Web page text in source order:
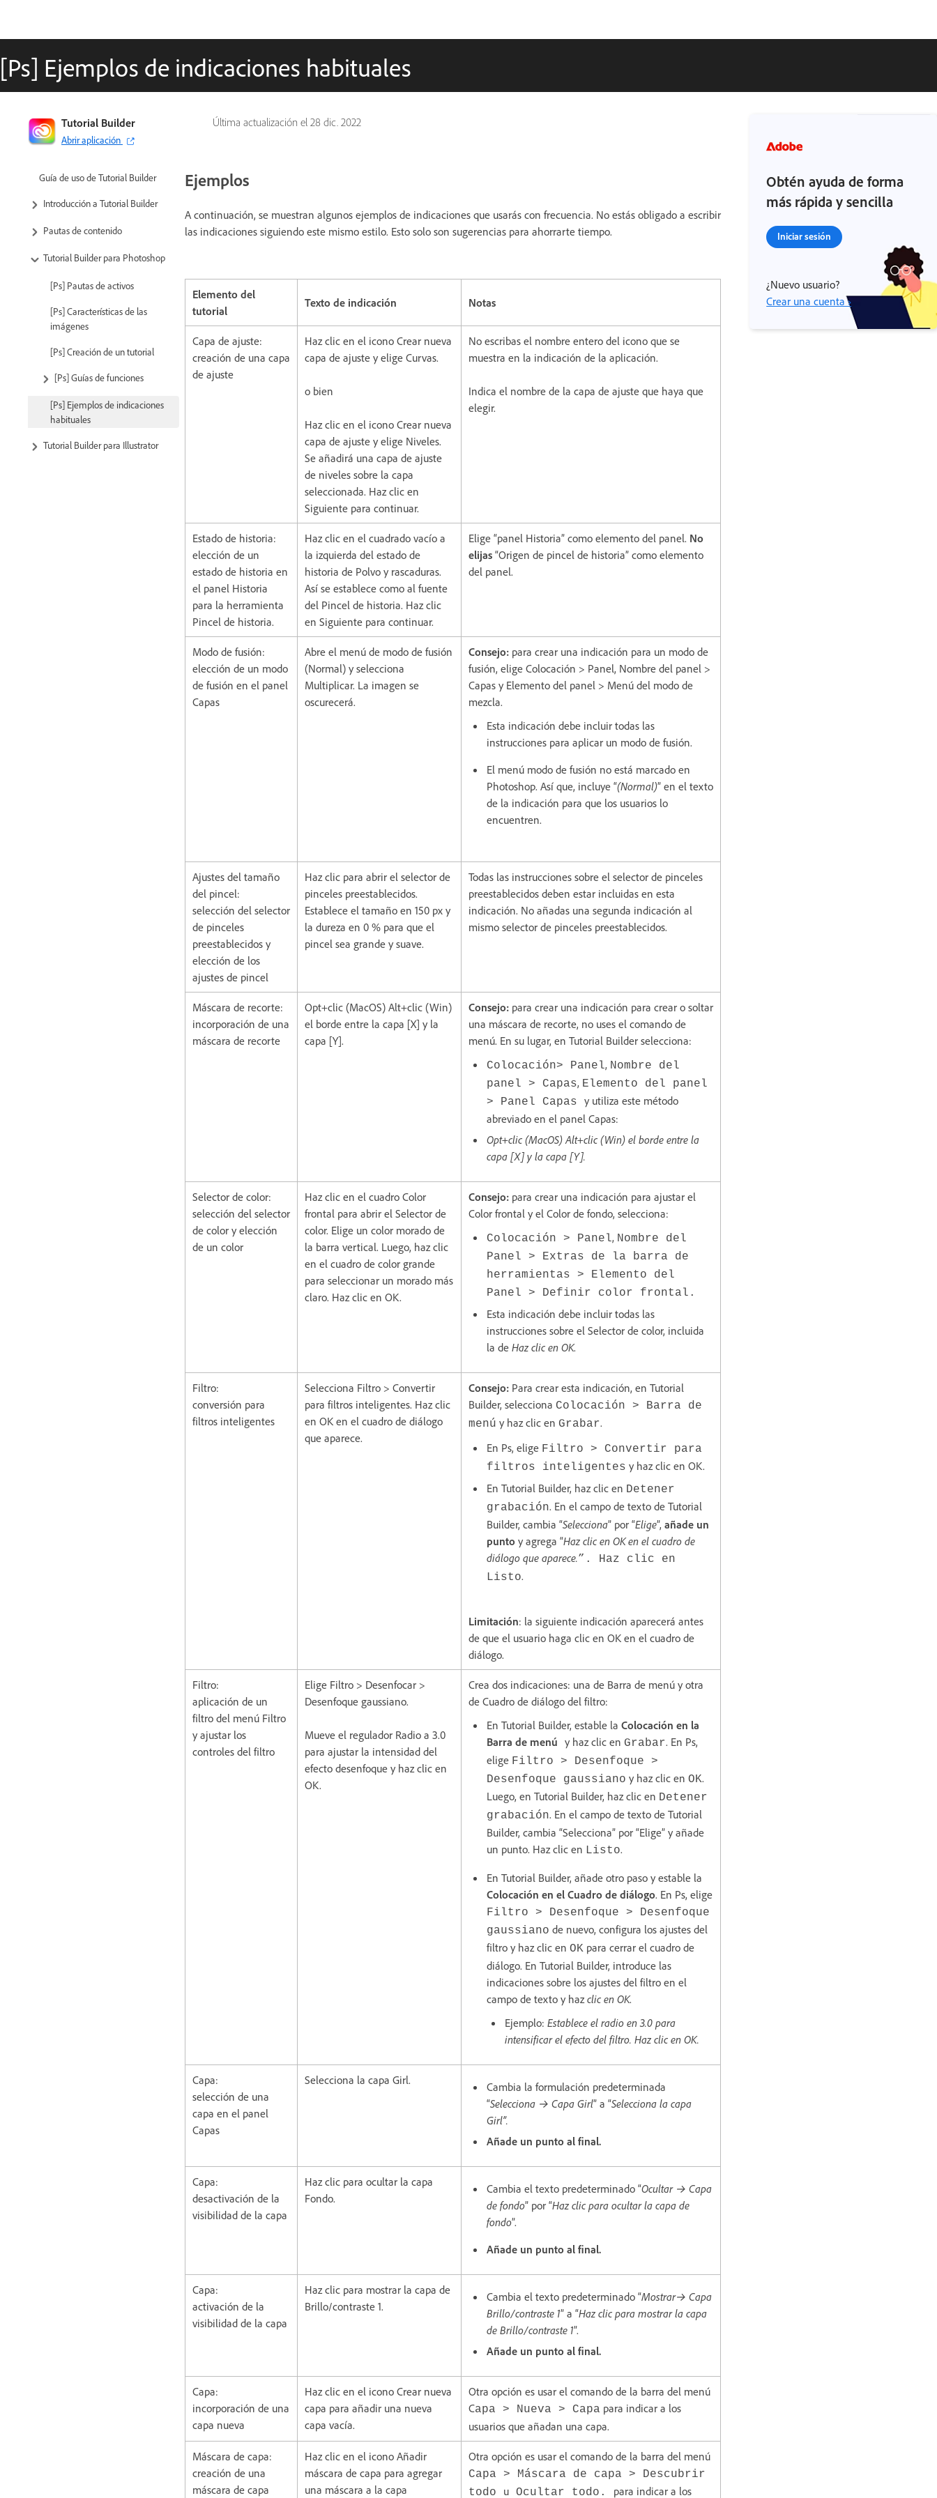
[Ps] Ejemplos de indicaciones habituales
Última actualización el 28 dic. 2022
Tutorial Builder
Abrir aplicación
Guía de uso de Tutorial Builder
Introducción a Tutorial Builder
Pautas de contenido
Tutorial Builder para Photoshop
[Ps] Pautas de activos
[Ps] Características de las
imágenes
[Ps] Creación de un tutorial
[Ps] Guías de funciones
[Ps] Ejemplos de indicaciones
habituales
Tutorial Builder para Illustrator
Ejemplos
A continuación, se muestran algunos ejemplos de indicaciones que usarás con frecuencia. No estás obligado a escribir
las indicaciones siguiendo este mismo estilo. Esto solo son sugerencias para ahorrarte tiempo.
Elemento del
tutorial
Texto de indicación Notas
Capa de ajuste:
creación de una capa
de ajuste
Haz clic en el icono Crear nueva
capa de ajuste y elige Curvas.
o bien
Haz clic en el icono Crear nueva
capa de ajuste y elige Niveles.
Se añadirá una capa de ajuste
de niveles sobre la capa
seleccionada. Haz clic en
Siguiente para continuar.
No escribas el nombre entero del icono que se
muestra en la indicación de la aplicación.
Indica el nombre de la capa de ajuste que haya que
elegir.
Estado de historia:
elección de un
estado de historia en
el panel Historia
para la herramienta
Pincel de historia.
Haz clic en el cuadrado vacío a
la izquierda del estado de
historia de Polvo y rascaduras.
Así se establece como al fuente
del Pincel de historia. Haz clic
en Siguiente para continuar.
Elige “panel Historia” como elemento del panel. No
elijas “Origen de pincel de historia” como elemento
del panel.
Modo de fusión:
elección de un modo
de fusión en el panel
Capas
Abre el menú de modo de fusión
(Normal) y selecciona
Multiplicar. La imagen se
oscurecerá.
Consejo: para crear una indicación para un modo de
fusión, elige Colocación > Panel, Nombre del panel >
Capas y Elemento del panel > Menú del modo de
mezcla.
Esta indicación debe incluir todas las
instrucciones para aplicar un modo de fusión.
El menú modo de fusión no está marcado en
Photoshop. Así que, incluye “(Normal)” en el texto
de la indicación para que los usuarios lo
encuentren.
Ajustes del tamaño
del pincel:
selección del selector
de pinceles
preestablecidos y
elección de los
ajustes de pincel
Haz clic para abrir el selector de
pinceles preestablecidos.
Establece el tamaño en 150 px y
la dureza en 0 % para que el
pincel sea grande y suave.
Todas las instrucciones sobre el selector de pinceles
preestablecidos deben estar incluidas en esta
indicación. No añadas una segunda indicación al
mismo selector de pinceles preestablecidos.
Máscara de recorte:
incorporación de una
máscara de recorte
Opt+clic (MacOS) Alt+clic (Win)
el borde entre la capa [X] y la
capa [Y].
Consejo: para crear una indicación para crear o soltar
una máscara de recorte, no uses el comando de
menú. En su lugar, en Tutorial Builder selecciona:
Colocación> Panel, Nombre del
panel > Capas, Elemento del panel
> Panel Capas
y utiliza este método
abreviado en el panel Capas:
Opt+clic (MacOS) Alt+clic (Win) el borde entre la
capa [X] y la capa [Y].
Selector de color:
selección del selector
de color y elección
de un color
Haz clic en el cuadro Color
frontal para abrir el Selector de
color. Elige un color morado de
la barra vertical. Luego, haz clic
en el cuadro de color grande
para seleccionar un morado más
claro. Haz clic en OK.
Consejo: para crear una indicación para ajustar el
Color frontal y el Color de fondo, selecciona:
Colocación > Panel, Nombre del
Panel > Extras de la barra de
herramientas > Elemento del
Panel > Definir color frontal.
Esta indicación debe incluir todas las
instrucciones sobre el Selector de color, incluida
la de Haz clic en OK.
Filtro:
conversión para
filtros inteligentes
Selecciona Filtro > Convertir
para filtros inteligentes. Haz clic
en OK en el cuadro de diálogo
que aparece.
Consejo: Para crear esta indicación, en Tutorial
Builder, selecciona Colocación > Barra de
menú y haz clic en Grabar.
En Ps, elige Filtro > Convertir para
filtros inteligentes y haz clic en OK.
En Tutorial Builder, haz clic en Detener
grabación. En el campo de texto de Tutorial
Builder, cambia “Selecciona” por “Elige”, añade un
punto y agrega “Haz clic en OK en el cuadro de
diálogo que aparece.”. Haz clic en
Listo.
Limitación: la siguiente indicación aparecerá antes
de que el usuario haga clic en OK en el cuadro de
diálogo.
Filtro:
aplicación de un
filtro del menú Filtro
y ajustar los
controles del filtro
Elige Filtro > Desenfocar >
Desenfoque gaussiano.
Mueve el regulador Radio a 3.0
para ajustar la intensidad del
efecto desenfoque y haz clic en
OK.
Crea dos indicaciones: una de Barra de menú y otra
de Cuadro de diálogo del filtro:
En Tutorial Builder, estable la Colocación en la
Barra de menú y haz clic en Grabar. En Ps,
elige Filtro > Desenfoque >
Desenfoque gaussiano y haz clic en OK.
Luego, en Tutorial Builder, haz clic en Detener
grabación. En el campo de texto de Tutorial
Builder, cambia “Selecciona” por “Elige” y añade
un punto. Haz clic en Listo.
En Tutorial Builder, añade otro paso y estable la
Colocación en el Cuadro de diálogo. En Ps, elige
Filtro > Desenfoque > Desenfoque
gaussiano de nuevo, configura los ajustes del
filtro y haz clic en OK para cerrar el cuadro de
diálogo. En Tutorial Builder, introduce las
indicaciones sobre los ajustes del filtro en el
campo de texto y haz clic en OK.
Ejemplo: Establece el radio en 3.0 para
intensificar el efecto del filtro. Haz clic en OK.
Capa:
selección de una
capa en el panel
Capas
Selecciona la capa Girl.
Cambia la formulación predeterminada
“Selecciona → Capa Girl” a “Selecciona la capa
Girl”.
Añade un punto al final.
Capa:
desactivación de la
visibilidad de la capa
Haz clic para ocultar la capa
Fondo.
Cambia el texto predeterminado “Ocultar → Capa
de fondo” por “Haz clic para ocultar la capa de
fondo”.
Añade un punto al final.
Capa:
activación de la
visibilidad de la capa
Haz clic para mostrar la capa de
Brillo/contraste 1.
Cambia el texto predeterminado “Mostrar→ Capa
Brillo/contraste 1” a “Haz clic para mostrar la capa
de Brillo/contraste 1”.
Añade un punto al final.
Capa:
incorporación de una
capa nueva
Haz clic en el icono Crear nueva
capa para añadir una nueva
capa vacía.
Otra opción es usar el comando de la barra del menú
Capa > Nueva > Capa para indicar a los
usuarios que añadan una capa.
Máscara de capa:
creación de una
máscara de capa
Haz clic en el icono Añadir
máscara de capa para agregar
una máscara a la capa
Otra opción es usar el comando de la barra del menú
Capa > Máscara de capa > Descubrir
todo u Ocultar todo. para indicar a los
Obtén ayuda de forma
más rápida y sencilla
Iniciar sesión
¿Nuevo usuario?
Crear una cuenta ›